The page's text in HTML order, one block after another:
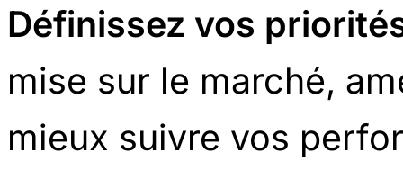
Définissez vos
mise sur le marché,
mieux suivre vos